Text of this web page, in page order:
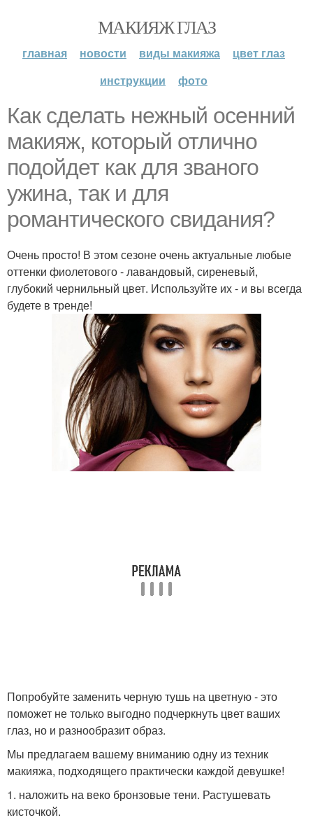
МАКИЯЖ ГЛАЗ
главная новости виды макияжа
цвет глаз
инструкции
фото
Как сделать нежный осенний
макияж, который отлично
подойдет как для званого
ужина, так и для
романтического свидания?
Очень просто! В этом сезоне очень актуальные любые
оттенки фиолетового - лавандовый, сиреневый,
глубокий чернильный цвет. Используйте их - и вы всегда
будете в тренде!
Попробуйте заменить черную тушь на цветную - это
поможет не только выгодно подчеркнуть цвет ваших
глаз, но и разнообразит образ.
Мы предлагаем вашему вниманию одну из техник
макияжа, подходящего практически каждой девушке!
1. наложить на веко бронзовые тени. Растушевать
кисточкой.